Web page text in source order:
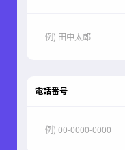
電話番号